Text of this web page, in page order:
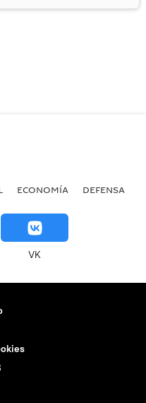
ECONOMÍA DEFENSA
VK